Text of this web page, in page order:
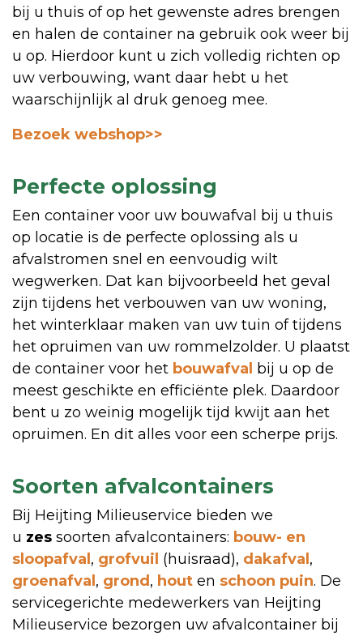
bij u thuis of op het gewenste adres brengen
en halen de container na gebruik ook weer bij
u op. Hierdoor kunt u zich volledig richten op
uw verbouwing, want daar hebt u het
waarschijnlijk al druk genoeg mee.
Bezoek webshop>>
Perfecte oplossing
Een container voor uw bouwafval bij u thuis
op locatie is de perfecte oplossing als u
afvalstromen snel en eenvoudig wilt
wegwerken. Dat kan bijvoorbeeld het geval
zijn tijdens het verbouwen van uw woning,
het winterklaar maken van uw tuin of tijdens
het opruimen van uw rommelzolder. U plaatst
de container voor het bouwafval bij u op de
meest geschikte en efficiënte plek. Daardoor
bent u zo weinig mogelijk tijd kwijt aan het
opruimen. En dit alles voor een scherpe prijs.
Soorten afvalcontainers
Bij Heijting Milieuservice bieden we
u zes soorten afvalcontainers: bouw- en
sloopafval , grofvuil (huisraad), dakafval ,
groenafval , grond , hout en schoon puin. De
servicegerichte medewerkers van Heijting
Milieuservice bezorgen uw afvalcontainer bij